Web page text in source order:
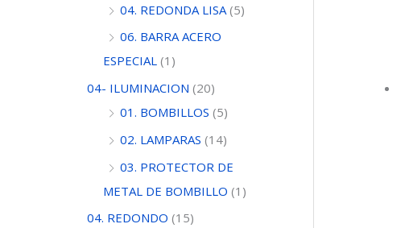
04. REDONDA LISA (5)
06. BARRA ACERO
ESPECIAL (1)
04- ILUMINACION (20)
01. BOMBILLOS (5)
02. LAMPARAS (14)
03. PROTECTOR DE
METAL DE BOMBILLO (1)
04. REDONDO (15)